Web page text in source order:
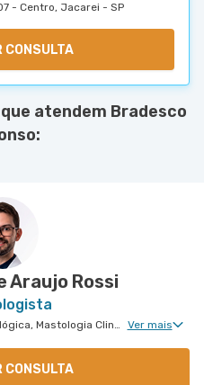
- Centro, Jacarei - SP
CONSULTA
atendem Bradesco
Araujo Rossi
Ginecologia Clinica, Cirurgia Ginecológica, Mastologia Clinica, Núcleo de Endometriose Ver mais
CONSULTA